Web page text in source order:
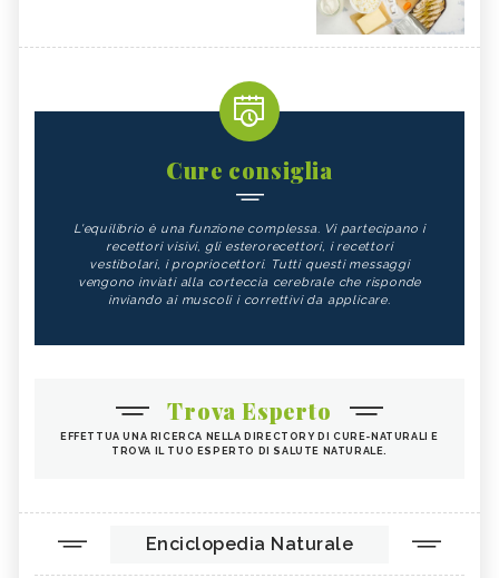
Cure consiglia
L'equilibrio è una funzione complessa. Vi partecipano i
recettori visivi, gli esterorecettori, i recettori
vestibolari, i propriocettori. Tutti questi messaggi
vengono inviati alla corteccia cerebrale che risponde
inviando ai muscoli i correttivi da applicare.
Trova Esperto
EFFETTUA UNA RICERCA NELLA DIRECTORY DI CURE-NATURALI E
TROVA IL TUO ESPERTO DI SALUTE NATURALE.
Enciclopedia Naturale